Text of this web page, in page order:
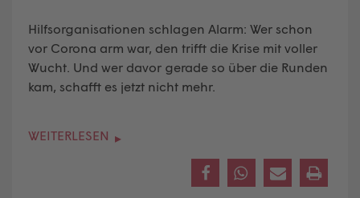
Hilfsorganisationen schlagen Alarm: Wer schon
vor Corona arm war, den trifft die Krise mit voller
Wucht. Und wer davor gerade so über die Runden
kam, schafft es jetzt nicht mehr.
WEITERLESEN